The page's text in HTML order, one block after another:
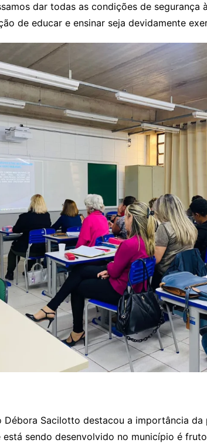
dar todas as condições de segurança
de educar e ensinar seja devidamente
Débora Sacilotto destacou a importância da
está sendo desenvolvido no município é